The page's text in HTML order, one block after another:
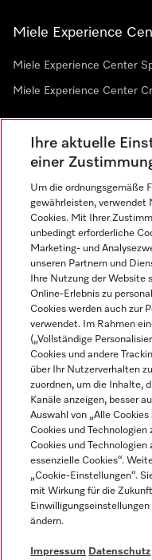
Miele Experience
Miele Experience Center
Miele Experience Center
Newsletter
Sprache
DEUTSCH
Impressum
Datenschutz
Miele auf YoutubeMiele auf Instagram
Miele auf
Ihre aktuelle
einer
Um die ordnungsgemäße
gewährleisten, verwendet
Cookies. Mit Ihrer
unbedingt erforderliche
Marketing- und
unseren Partnern und
Ihre Nutzung der Website
Online-Erlebnis zu
Cookies werden auch zur
verwendet. Im Rahmen
(„Vollständige
Cookies und andere
über Ihr Nutzerverhalten
zuordnen, um die Inhalte,
Kanäle anzeigen, besser
Auswahl von „Alle
Cookies und Technologien
Cookies und
essenzielle Cookies“.
„Cookie-Einstellungen“.
mit Wirkung für die
ändern.
Impressum Datenschutz